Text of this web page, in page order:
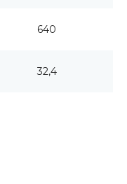
640
32,4